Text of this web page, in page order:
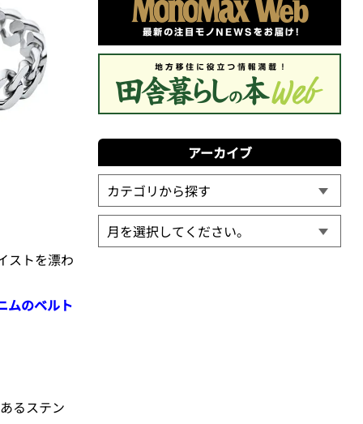
ストを漂わ
ムのベルト
るステン
アーカイブ